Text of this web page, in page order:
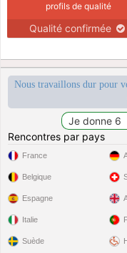
profils de qualité
Qualité confirmée
Nous travaillons dur pour
Rencontres par pays
France
Belgique
Espagne
Italie
Suède